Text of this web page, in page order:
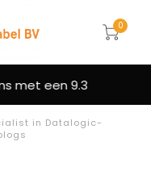
0
met een 9.3
in Datalogic-